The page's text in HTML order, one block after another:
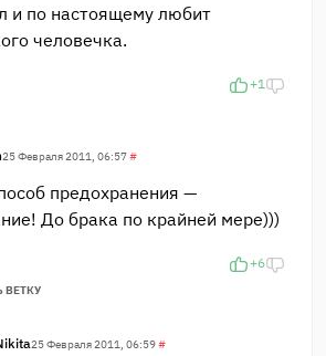
и по настоящему любит
человечка.
+1
25 Февраля 2011, 06:57#
предохранения —
До брака по крайней мере)))
+6
ВЕТКУ
25 Февраля 2011, 06:59#